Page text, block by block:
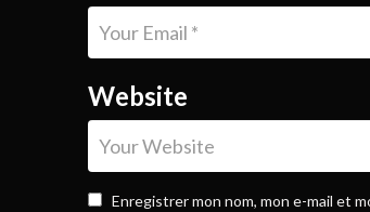
Website
Enregistrer mon nom, mon e-mail et